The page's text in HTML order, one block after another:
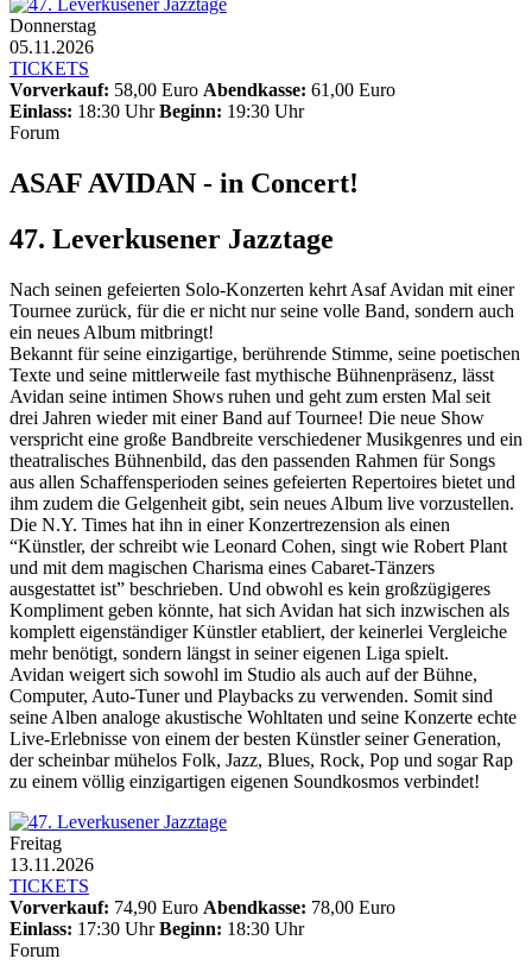
Donnerstag
05.11.2026
TICKETS
Vorverkauf: 58,00 Euro Abendkasse: 61,00 Euro
Einlass: 18:30 UhrBeginn: 19:30 Uhr
Forum
ASAF AVIDAN - in Concert!
47. Leverkusener Jazztage
Nach seinen gefeierten Solo-Konzerten kehrt Asaf Avidan mit einer
Tournee zurück, für die er nicht nur seine volle Band, sondern auch
ein neues Album mitbringt!
Bekannt für seine einzigartige, berührende Stimme, seine poetischen
Texte und seine mittlerweile fast mythische Bühnenpräsenz, lässt
Avidan seine intimen Shows ruhen und geht zum ersten Mal seit
drei Jahren wieder mit einer Band auf Tournee! Die neue Show
verspricht eine große Bandbreite verschiedener Musikgenres und ein
theatralisches Bühnenbild, das den passenden Rahmen für Songs
aus allen Schaffensperioden seines gefeierten Repertoires bietet und
ihm zudem die Gelgenheit gibt, sein neues Album live vorzustellen.
Die N.Y. Times hat ihn in einer Konzertrezension als einen
“Künstler, der schreibt wie Leonard Cohen, singt wie Robert Plant
und mit dem magischen Charisma eines Cabaret-Tänzers
ausgestattet ist” beschrieben. Und obwohl es kein großzügigeres
Kompliment geben könnte, hat sich Avidan hat sich inzwischen als
komplett eigenständiger Künstler etabliert, der keinerlei Vergleiche
mehr benötigt, sondern längst in seiner eigenen Liga spielt.
Avidan weigert sich sowohl im Studio als auch auf der Bühne,
Computer, Auto-Tuner und Playbacks zu verwenden. Somit sind
seine Alben analoge akustische Wohltaten und seine Konzerte echte
Live-Erlebnisse von einem der besten Künstler seiner Generation,
der scheinbar mühelos Folk, Jazz, Blues, Rock, Pop und sogar Rap
zu einem völlig einzigartigen eigenen Soundkosmos verbindet!
Freitag
13.11.2026
TICKETS
Vorverkauf: 74,90 Euro Abendkasse: 78,00 Euro
Einlass: 17:30 UhrBeginn: 18:30 Uhr
Forum